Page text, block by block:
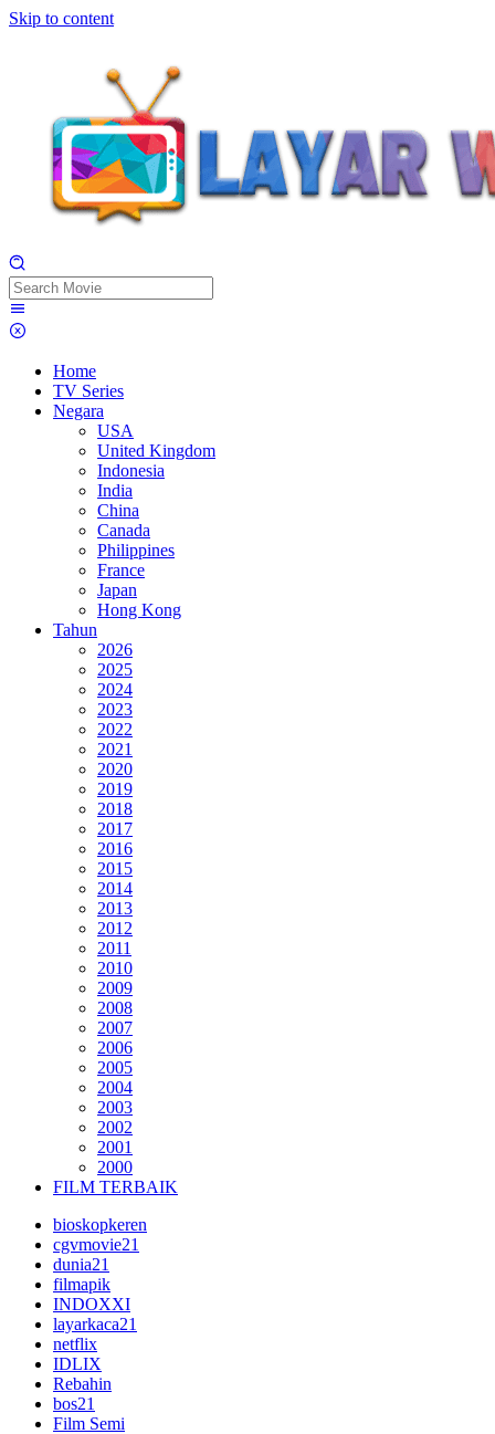
Skip to content
Home
TV Series
Negara
USA
United Kingdom
Indonesia
India
China
Canada
Philippines
France
Japan
Hong Kong
Tahun
2026
2025
2024
2023
2022
2021
2020
2019
2018
2017
2016
2015
2014
2013
2012
2011
2010
2009
2008
2007
2006
2005
2004
2003
2002
2001
2000
FILM TERBAIK
bioskopkeren
cgvmovie21
dunia21
filmapik
INDOXXI
layarkaca21
netflix
IDLIX
Rebahin
bos21
Film Semi